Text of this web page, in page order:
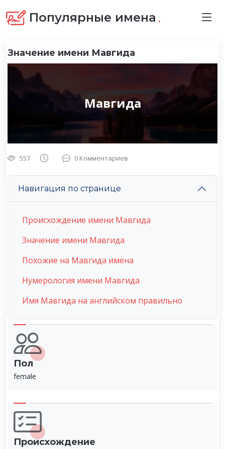
Популярные имена .
Значение имени Мавгида
Мавгида
557 0 Комментариев
Навигация по странице
Происхождение имени Мавгида
Значение имени Мавгида
Похожие на Мавгида имена
Нумерология имени Мавгида
Имя Мавгида на английском правильно
Пол
female
Происхождение